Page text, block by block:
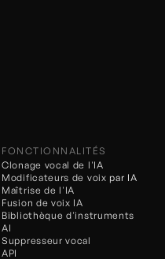
FONCTIONNALITÉS
Clonage vocal de l'IA
Fusion de voix IA
Modificateurs de voix par IA
Maîtrise de l'IA
Bibliothèque d'instruments
AI
Suppresseur vocal
API